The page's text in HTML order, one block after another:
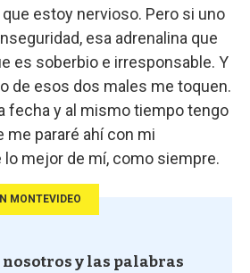
estoy nervioso. Pero si uno
esa adrenalina que
es soberbio e irresponsable. Y
de esos dos males me toquen.
fecha y al mismo tiempo tengo
me pararé ahí con mi
lo mejor de mí, como siempre.
MONTEVIDEO
y las palabras